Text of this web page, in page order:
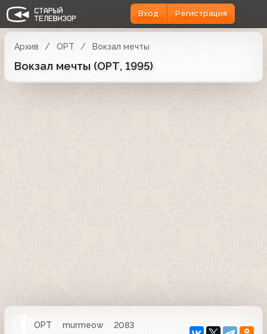
Вход Регистрация
Архив ОРТ Вокзал мечты
Вокзал мечты (ОРТ, 1995)
ОРТ murmeow
2083